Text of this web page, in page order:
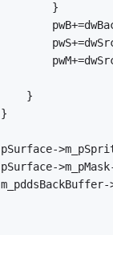
				}
			}
		}
pSurface-
pSurface-